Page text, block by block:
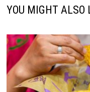
YOU MIGHT ALSO